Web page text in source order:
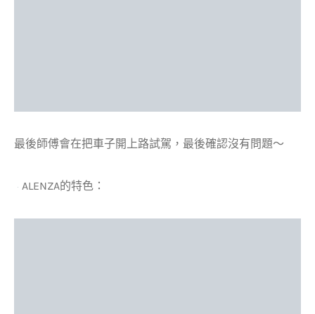
最後師傅會在把車子開上路試駕，最後確認沒有問題～
ALENZA的特色：